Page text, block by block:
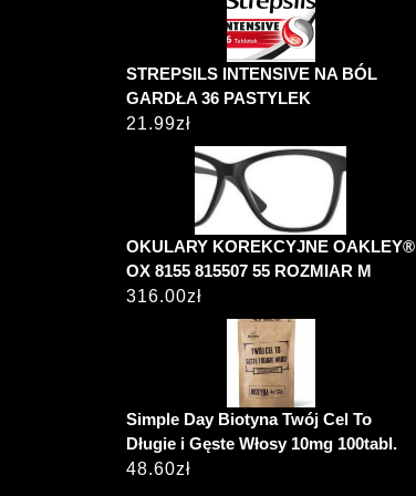
STREPSILS INTENSIVE NA BÓL
GARDŁA 36 PASTYLEK
21.99zł
OKULARY KOREKCYJNE OAKLEY®
OX 8155 815507 55 ROZMIAR M
316.00zł
Simple Day Biotyna Twój Cel To
Długie i Gęste Włosy 10mg 100tabl.
48.60zł